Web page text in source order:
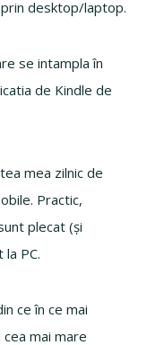
desktop/laptop.
se intampla în
de Kindle de
mea zilnic de
Practic,
plecat (și
PC.
ce în ce mai
mai mare